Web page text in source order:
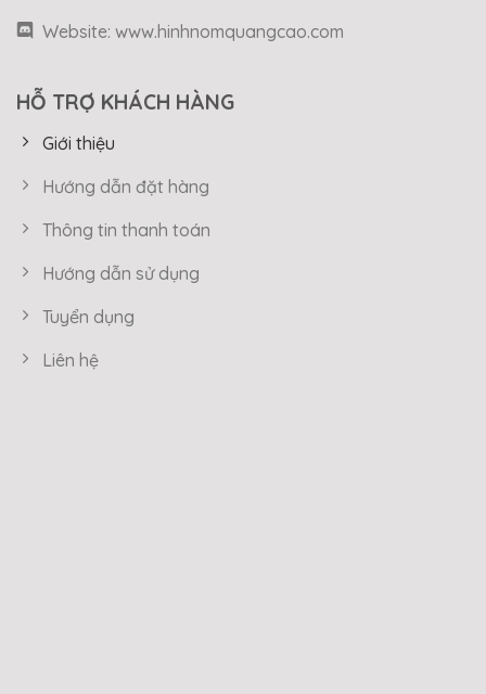
Website: www.hinhnomquangcao.com
HỖ TRỢ KHÁCH HÀNG
Giới thiệu
Hướng dẫn đặt hàng
Thông tin thanh toán
Hướng dẫn sử dụng
Tuyển dụng
Liên hệ